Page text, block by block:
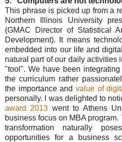
This phrase is picked up from a
Northern Illinois University
(GMAC Director of Statistical
Development). It means
embedded into our life and
natural part of our daily activities
"tool". We have been
the curriculum rather
the importance and value of
personally. I was delighted to
award 2013 went to Athens
business focus on MBA
transformation naturally
opportunities for a business